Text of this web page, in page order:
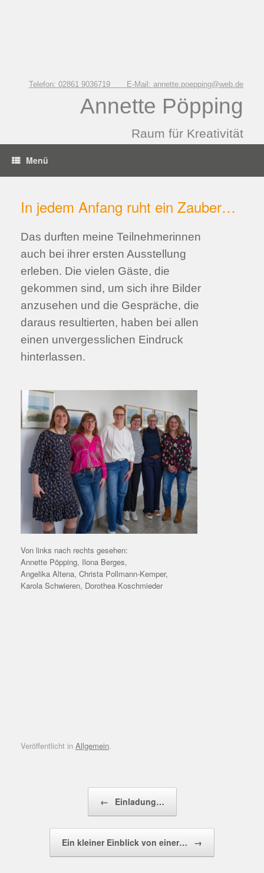
Telefon: 02861 9036719 E-Mail: annette.poepping@web.de
Annette Pöpping
Raum für Kreativität
Menü
In jedem Anfang ruht ein Zauber…
Das durften meine Teilnehmerinnen
auch bei ihrer ersten Ausstellung
erleben. Die vielen Gäste, die
gekommen sind, um sich ihre Bilder
anzusehen und die Gespräche, die
daraus resultierten, haben bei allen
einen unvergesslichen Eindruck
hinterlassen.
Von links nach rechts gesehen:
Annette Pöpping, Ilona Berges,
Angelika Altena, Christa Pollmann-Kemper,
Karola Schwieren, Dorothea Koschmieder
Veröffentlicht in Allgemein.
← Einladung…
Ein kleiner Einblick von einer… →